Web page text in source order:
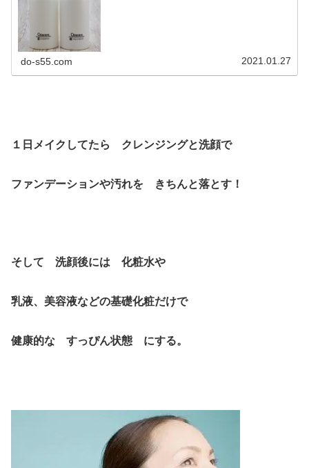
do-s55.com 2021.01.27
１日メイクしてたら クレンジングと洗顔で
ファンデーションや汚れを きちんと落とす！
そして 洗顔後には 化粧水や
乳液、美容液などの基礎化粧だけで
健康的な すっぴん状態 にする。